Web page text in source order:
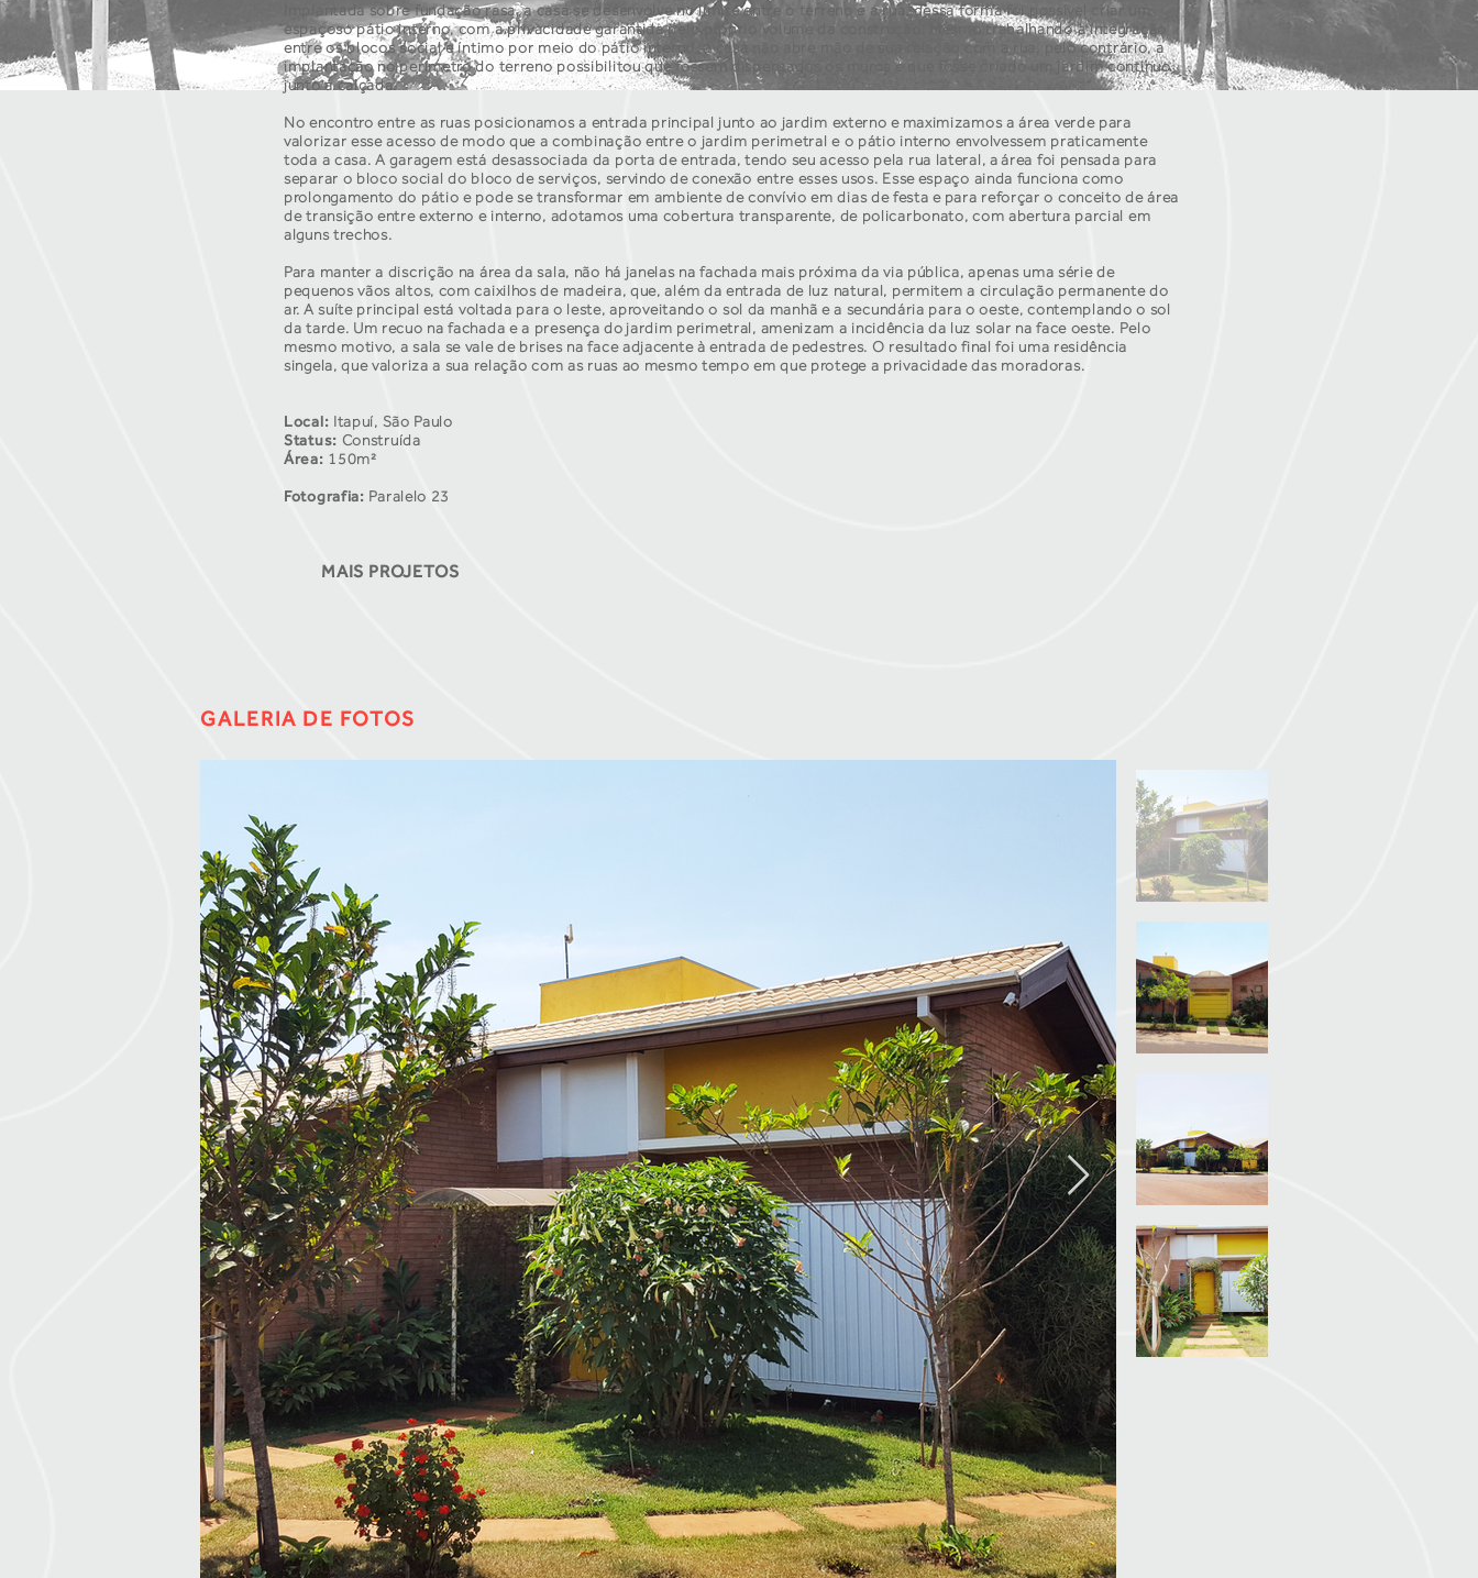
Implantada sobre fundação rasa, a casa se desenvolve no limite entre o terreno e a rua, dessa forma foi possível criar um
espaçoso pátio interno, com a privacidade garantida pelo próprio volume da construção. Mesmo trabalhando a integração
entre os blocos social e íntimo por meio do pátio interno, a casa não abre mão de sua relação com a rua, pelo contrário, a
implantação no perímetro do terreno possibilitou que fossem dispensados os muros e que fosse criado um jardim continuo
junto a calçada.
No encontro entre as ruas posicionamos a entrada principal junto ao jardim externo e maximizamos a área verde para
valorizar esse acesso de modo que a combinação entre o jardim perimetral e o pátio interno envolvessem praticamente
toda a casa. A garagem está desassociada da porta de entrada, tendo seu acesso pela rua lateral, a área foi pensada para
separar o bloco social do bloco de serviços, servindo de conexão entre esses usos. Esse espaço ainda funciona como
prolongamento do pátio e pode se transformar em ambiente de convívio em dias de festa e para reforçar o conceito de área
de transição entre externo e interno, adotamos uma cobertura transparente, de policarbonato, com abertura parcial em
alguns trechos.
Para manter a discrição na área da sala, não há janelas na fachada mais próxima da via pública, apenas uma série de
pequenos vãos altos, com caixilhos de madeira, que, além da entrada de luz natural, permitem a circulação permanente do
ar. A suíte principal está voltada para o leste, aproveitando o sol da manhã e a secundária para o oeste, contemplando o sol
da tarde. Um recuo na fachada e a presença do jardim perimetral, amenizam a incidência da luz solar na face oeste. Pelo
mesmo motivo, a sala se vale de brises na face adjacente à entrada de pedestres. O resultado final foi uma residência
singela, que valoriza a sua relação com as ruas ao mesmo tempo em que protege a privacidade das moradoras.
Local: Itapuí, São Paulo
Status: Construída
Área: 150m²
Fotografia: Paralelo 23
MAIS PROJETOS
GALERIA DE FOTOS